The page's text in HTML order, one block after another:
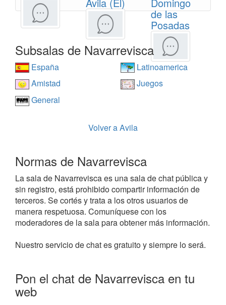
de las
Posadas
Subsalas de Navarrevisca
España
Latinoamerica
Amistad
Juegos
General
Volver a Avila
Normas de Navarrevisca
La sala de Navarrevisca es una sala de chat pública y
sin registro, está prohibido compartir información de
terceros. Se cortés y trata a los otros usuarios de
manera respetuosa. Comuníquese con los
moderadores de la sala para obtener más información.
Nuestro servicio de chat es gratuito y siempre lo será.
Pon el chat de Navarrevisca en tu
web